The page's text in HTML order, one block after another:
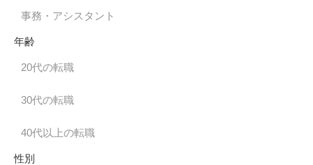
事務・アシスタント
年齢
20代の転職
30代の転職
40代以上の転職
性別